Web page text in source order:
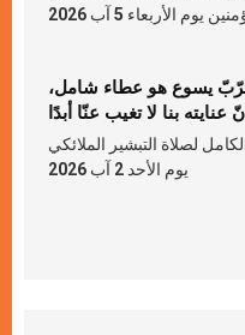
يوم الأربعاء 5 آب 2026
يسوع هو عطاء شامل،
عنايته بنا لا تغيب عنّا أبدًا
لصلاة التبشير الملائكي
يوم الأحد 2 آب 2026